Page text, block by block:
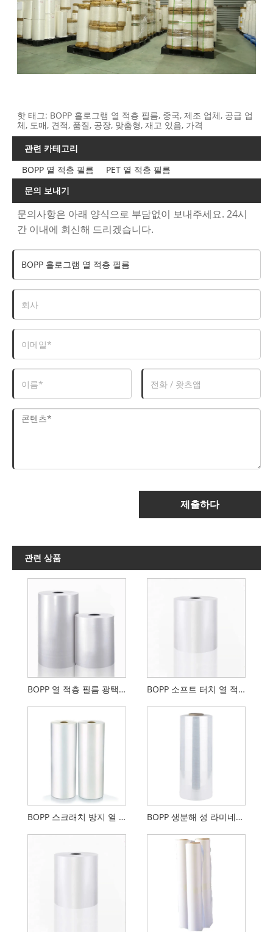
핫 태그: BOPP 홀로그램 열 적층 필름, 중국, 제조 업체, 공급 업
체, 도매, 견적, 품질, 공장, 맞춤형, 재고 있음, 가격
관련 카테고리
BOPP 열 적층 필름
PET 열 적층 필름
문의 보내기
문의사항은 아래 양식으로 부담없이 보내주세요. 24시
간 이내에 회신해 드리겠습니다.
제출하다
관련 상품
BOPP 열 적층 필름 광택 또는 매트 BOPP 소프트 터치 열 적층 필름
BOPP 스크래치 방지 열 적층 필름 BOPP 생분해 성 라미네이션 필름 광택 또는 매트